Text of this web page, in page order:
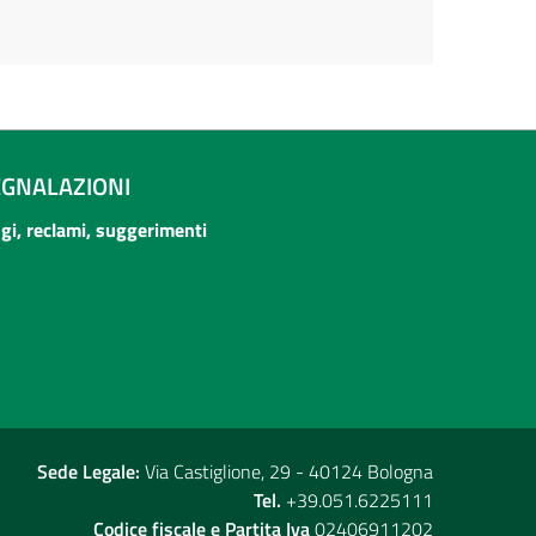
reclami, suggerimenti
Sede Legale: Via Castiglione, 29 - 40124 Bologna
Tel. +39.051.6225111
Codice fiscale e Partita Iva02406911202